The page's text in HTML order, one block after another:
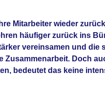
Mitarbeiter wieder
häufiger zurück ins
vereinsamen und
Zusammenarbeit. Doch
bedeutet das keine